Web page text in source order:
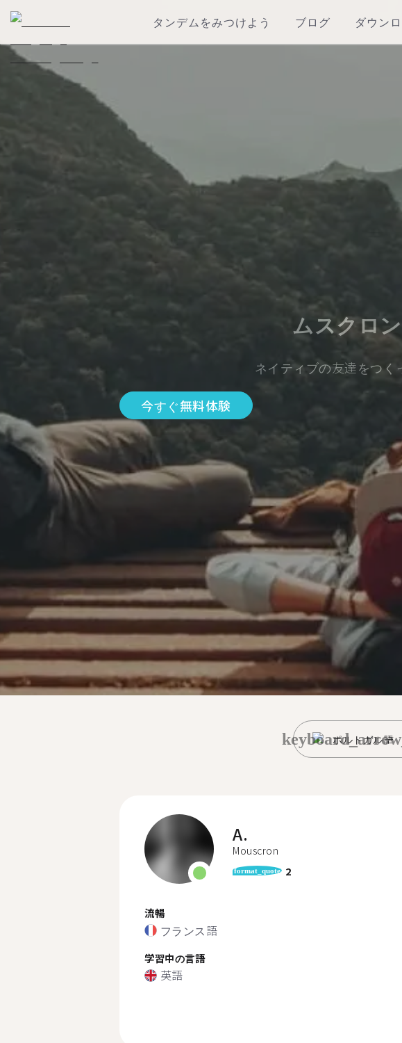
タンデムをみつけよう ブログ ダウン
ムスクロ
ネイティブの友達をつく
今すぐ無料体験
ポルトガル語
A.
Mouscron
format_quote 2
流暢
フランス語
学習中の言語
英語